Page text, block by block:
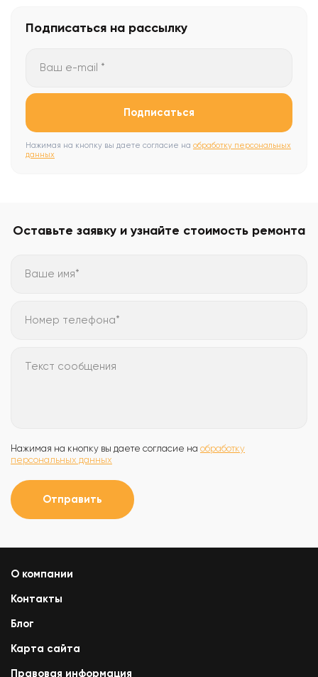
Подписаться на рассылку
Ваш e-mail *
Подписаться
Нажимая на кнопку вы даете согласие на обработку персональных
данных
Оставьте заявку и узнайте стоимость ремонта
Ваше имя*
Номер телефона*
Текст сообщения
Нажимая на кнопку вы даете согласие на обработку
персональных данных
Отправить
О компании
Контакты
Блог
Карта сайта
Правовая информация